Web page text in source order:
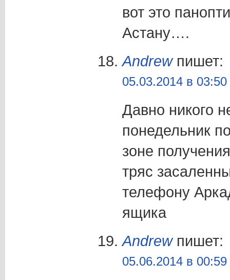
вот это
Астану….
Andrewпишет:
05.03.2014 в 03:50
Давно никого
понедельник
зоне
тряс
телефону
ящика
Andrewпишет:
05.06.2014 в 00:59